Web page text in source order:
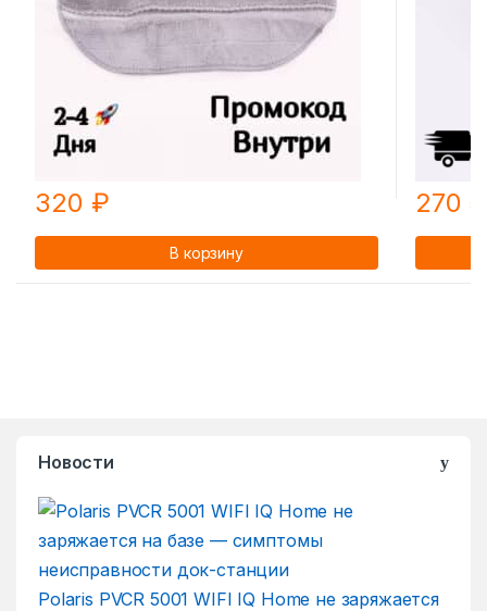
320 ₽
В корзину
270 ₽
Новости
Polaris PVCR 5001 WIFI IQ Home не заряжается